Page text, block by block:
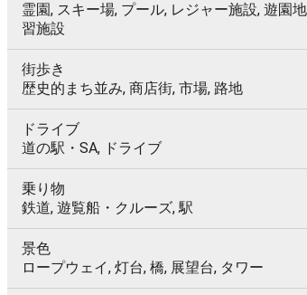
霊園, スキー場, プール, レジャー施設, 遊園
習施設
街歩き
歴史的まち並み, 商店街, 市場, 路地
ドライブ
道の駅・SA, ドライブ
乗り物
鉄道, 遊覧船・クルーズ, 駅
景色
ロープウェイ, 灯台, 橋, 展望台, タワー